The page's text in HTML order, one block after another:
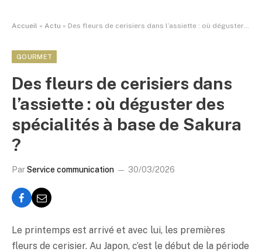
Accueil » Actu » Des fleurs de cerisiers dans l’assiette : où déguster des spécialités à base de Sakura ?
GOURMET
Des fleurs de cerisiers dans
l’assiette : où déguster des
spécialités à base de Sakura
?
ParService communication 30/03/2026
Le printemps est arrivé et avec lui, les premières
fleurs de cerisier. Au Japon, c’est le début de la période